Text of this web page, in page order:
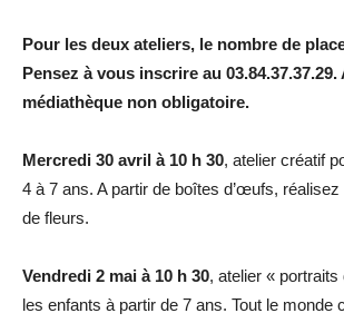
Pour les deux ateliers, le nombre de
Pensez à vous inscrire au
médiathèque non obligatoire.
Mercredi 30 avril à 10 h 30, atelier créatif
4 à 7 ans. A partir de boîtes d’œufs,
de fleurs.
Vendredi 2 mai à 10 h 30, atelier «
les enfants à partir de 7 ans. Tout le monde